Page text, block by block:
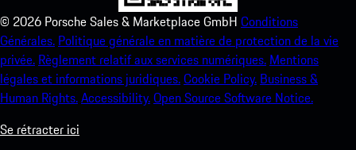
© 2026 Porsche Sales & Marketplace GmbH Conditions
Générales. Politique générale en matière de protection de la vie
privée. Règlement relatif aux services numériques. Mentions
légales et informations juridiques.Cookie Policy. Business &
Human Rights.Accessibility.Open Source Software Notice.
Se rétracter ici